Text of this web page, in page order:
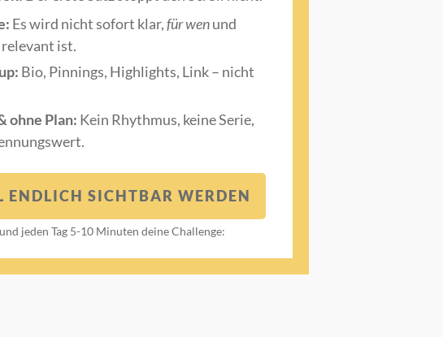
Es wird nicht sofort klar,für wenund
ist.
Bio, Pinnings, Highlights, Link – nicht
ohne Plan: Kein Rhythmus, keine Serie,
ENDLICH SICHTBAR WERDEN
jeden Tag 5-10 Minuten deine Challenge: